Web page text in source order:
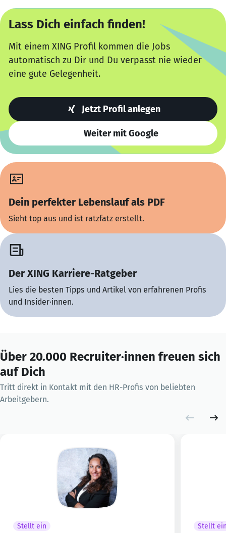
Lass Dich einfach finden!
Mit einem XING Profil kommen die Jobs
automatisch zu Dir und Du verpasst nie wieder
eine gute Gelegenheit.
Jetzt Profil anlegen
Weiter mit Google
Dein perfekter Lebenslauf als PDF
Sieht top aus und ist ratzfatz erstellt.
Der XING Karriere-Ratgeber
Lies die besten Tipps und Artikel von erfahrenen Profis
und Insider·innen.
Über 20.000 Recruiter·innen freuen sich
auf Dich
Tritt direkt in Kontakt mit den HR-Profis von beliebten
Arbeitgebern.
Stellt ein Stellt